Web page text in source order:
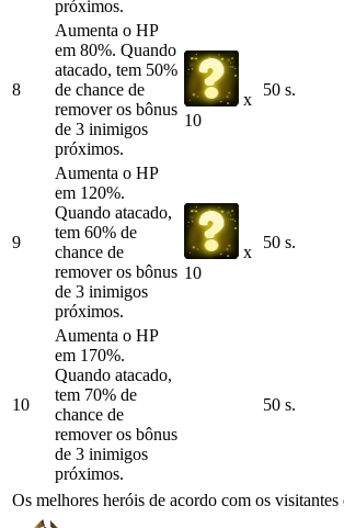
próximos.
8
Aumenta o HP
em 80%. Quando
atacado, tem 50%
de chance de
remover os bônus
de 3 inimigos
próximos.
x
10
50 s.
9
Aumenta o HP
em 120%.
Quando atacado,
tem 60% de
chance de
remover os bônus
de 3 inimigos
próximos.
x
10
50 s.
10
Aumenta o HP
em 170%.
Quando atacado,
tem 70% de
chance de
remover os bônus
de 3 inimigos
próximos.
50 s.
Os melhores heróis de acordo com os visitantes